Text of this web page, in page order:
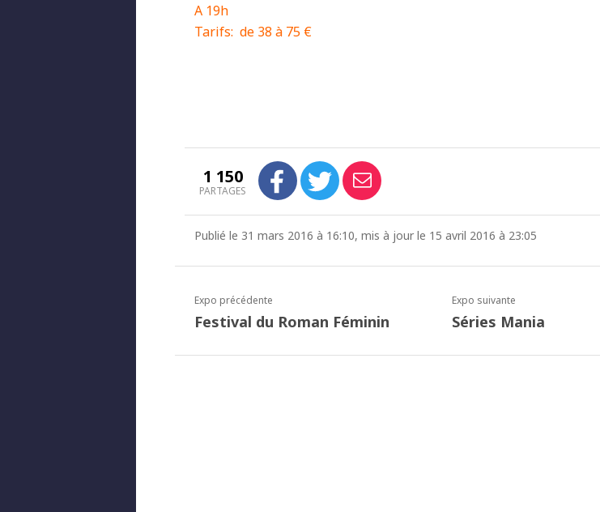
A 19h
Tarifs: de 38 à 75 €
1 150
PARTAGES
Publié le 31 mars 2016 à 16:10, mis à jour le 15 avril 2016 à 23:05
Expo précédente
Festival du Roman Féminin
Expo suivante
Séries Mania